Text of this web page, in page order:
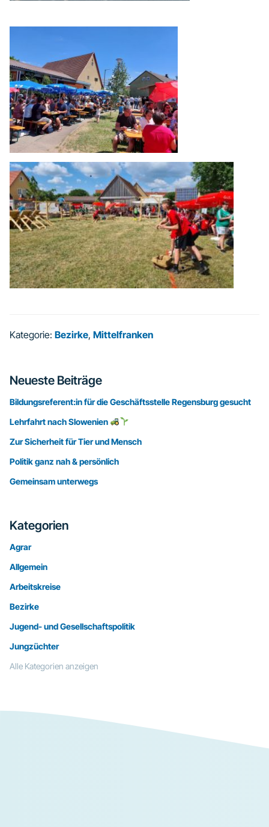
Kategorie: Bezirke, Mittelfranken
Seitenspalte
Neueste Beiträge
Bildungsreferent:in für die Geschäftsstelle Regensburg gesucht
Lehrfahrt nach Slowenien
Zur Sicherheit für Tier und Mensch
Politik ganz nah & persönlich
Gemeinsam unterwegs
Kategorien
Agrar
Allgemein
Arbeitskreise
Bezirke
Jugend- und Gesellschaftspolitik
Jungzüchter
Alle Kategorien anzeigen